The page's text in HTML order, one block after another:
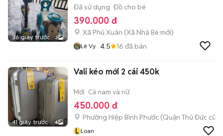
36 giây trước 3
Đã sử dụng Đồ cho bé
390.000 đ
Xã Phú Xuân (Xã Nhà Bè mới)
Lê Vy 4.5 16 đã bán
41 giây trước 4
Vali kéo mới 2 cái 450k
Mới Cả nam và nữ
450.000 đ
Phường Hiệp Bình Phước (Quận Thủ Đức cũ)
L Loan